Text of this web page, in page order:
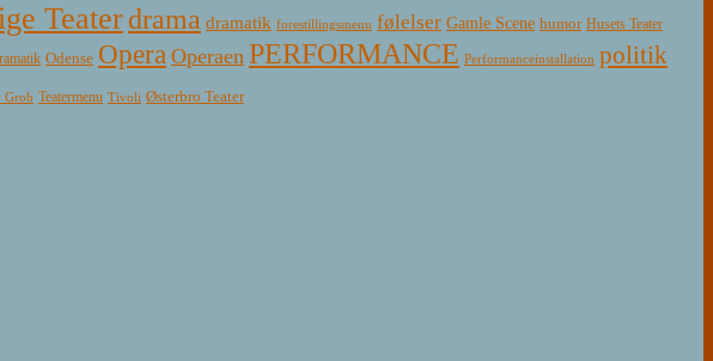
Teaterdrama dramatik forestillingsmenu følelser Gamle Scene humor Husets Teater
Odense Opera Operaen PERFORMANCE Performanceinstallation politik
Grob Teatermenu Tivoli Østerbro Teater